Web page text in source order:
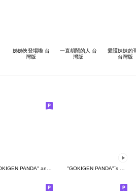
姊姊俠登場啦 台
灣版
一直胡鬧的人 台
灣版
愛護妹妹的
台灣版
"GOKIGEN PANDA" and Green Onion "GOKIGEN PANDA"`s Nice Moves